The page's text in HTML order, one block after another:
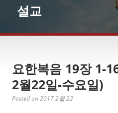
설교
요한복음 19장 1-
2월22일-수요일)
Posted on 2017 2월 22